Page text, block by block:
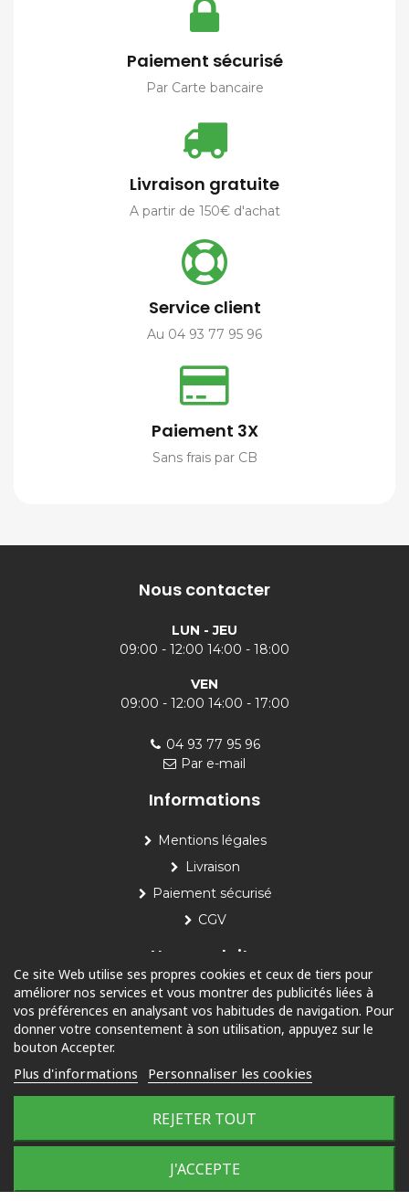
Paiement sécurisé
Par Carte bancaire
Livraison gratuite
A partir de 150€ d'achat
Service client
Au 04 93 77 95 96
Paiement 3X
Sans frais par CB
Nous contacter
LUN - JEU
09:00 - 12:00 14:00 - 18:00
VEN
09:00 - 12:00 14:00 - 17:00
04 93 77 95 96
Par e-mail
Informations
Mentions légales
Livraison
Paiement sécurisé
CGV
Nos produits
Piscine
Jardin
Outdoor
© 2025 Tous droits réservés
Plan du site
Ce site Web utilise ses propres cookies et ceux de tiers pour
améliorer nos services et vous montrer des publicités liées à
vos préférences en analysant vos habitudes de navigation. Pour
donner votre consentement à son utilisation, appuyez sur le
bouton Accepter.
Plus d'informations Personnaliser les cookies
REJETER TOUT
J'ACCEPTE